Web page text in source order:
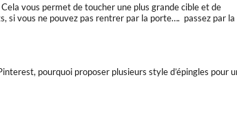
vous permet de toucher une plus grande cible et de
si vous ne pouvez pas rentrer par la porte…. passez par la
pourquoi proposer plusieurs style d’épingles pour